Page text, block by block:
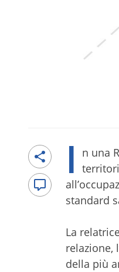
I
n una
standard
La
relazione,
della più